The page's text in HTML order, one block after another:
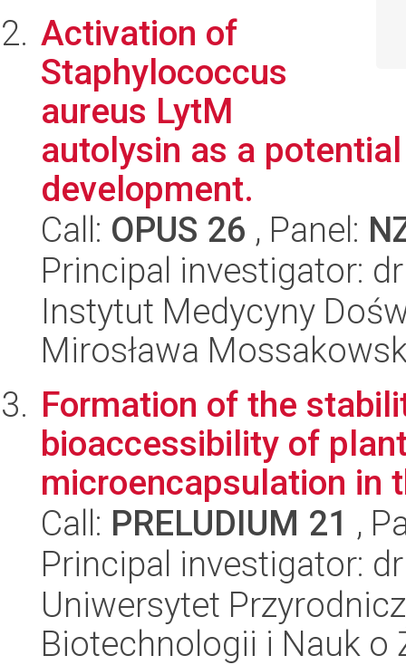
Activation of
Staphylococcus
aureus LytM
autolysin as a
development.
Call: OPUS 26 , Panel:
Principal investigator:
Instytut Medycyny
Mirosława
Formation of the
bioaccessibility of
microencapsulation in
Call: PRELUDIUM 21 ,
Principal investigator:
Uniwersytet
Biotechnologii i Nauk o